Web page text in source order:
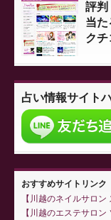
評判
当た
クチ
占い情報サイト
おすすめサイトリンク
川越のネイルサロン
川越のエステサロン